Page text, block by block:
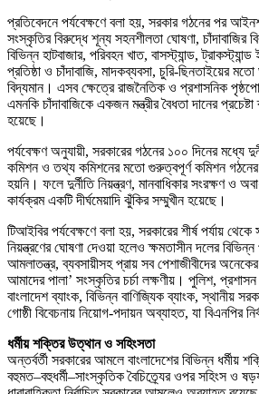
প্রতিবেদনে পর্যবেক্ষণে বলা হয়, সরকার গঠনের পর
সংস্কৃতির বিরুদ্ধে শূন্য সহনশীলতা ঘোষণা, চাঁদাবাজির
বিভিন্ন হাটবাজার, পরিবহন খাত, বাসস্ট্যান্ড, ট্রাকস্ট্যান্ড
প্রতিষ্ঠা ও চাঁদাবাজি, মাদকব্যবসা, চুরি-ছিনতাইয়ের মতো
বিদ্যমান। এসব ক্ষেত্রে রাজনৈতিক ও প্রশাসনিক
এমনকি চাঁদাবাজিকে একজন মন্ত্রীর বৈধতা দানের
হয়েছে।
পর্যবেক্ষণ অনুযায়ী, সরকারের গঠনের ১০০ দিনের মধ্যে
কমিশন ও তথ্য কমিশনের মতো গুরুত্বপূর্ণ কমিশন
হয়নি। ফলে দুর্নীতি নিয়ন্ত্রণ, মানবাধিকার সংরক্ষণ ও
কার্যক্রম একটি দীর্ঘমেয়াদি ঝুঁকির সম্মুখীন হয়েছে।
টিআইবির পর্যবেক্ষণে বলা হয়, সরকারের শীর্ষ পর্যায় থেকে
নিয়ন্ত্রণের ঘোষণা দেওয়া হলেও ক্ষমতাসীন দলের বিভিন্ন
আমলাতন্ত্র, ব্যবসায়ীসহ প্রায় সব পেশাজীবীদের
আমাদের পালা’ সংস্কৃতির চর্চা লক্ষণীয়। পুলিশ, প্রশাসন
বাংলাদেশ ব্যাংক, বিভিন্ন বাণিজ্যিক ব্যাংক, স্থানীয়
গোষ্ঠী বিবেচনায় নিয়োগ-পদায়ন অব্যাহত, যা বিএনপির
ধর্মীয় শক্তির উত্থান ও সহিংসতা
অন্তর্বর্তী সরকারের আমলে বাংলাদেশের বিভিন্ন ধর্মীয়
বহুমত–বহুধর্মী–সাংস্কৃতিক বৈচিত্র্যের ওপর সহিংস ও